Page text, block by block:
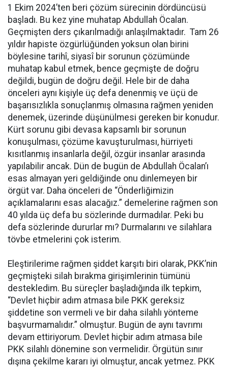
1 Ekim 2024’ten beri çözüm sürecinin dördüncüsü
başladı. Bu kez yine muhatap Abdullah Öcalan.
Geçmişten ders çıkarılmadığı anlaşılmaktadır. Tam 26
yıldır hapiste özgürlüğünden yoksun olan birini
böylesine tarihî, siyasî bir sorunun çözümünde
muhatap kabul etmek, bence geçmişte de doğru
değildi, bugün de doğru değil. Hele bir de daha
önceleri aynı kişiyle üç defa denenmiş ve üçü de
başarısızlıkla sonuçlanmış olmasına rağmen yeniden
denemek, üzerinde düşünülmesi gereken bir konudur.
Kürt sorunu gibi devasa kapsamlı bir sorunun
konuşulması, çözüme kavuşturulması, hürriyeti
kısıtlanmış insanlarla değil, özgür insanlar arasında
yapılabilir ancak. Dün de bugün de Abdullah Öcalan’ı
esas almayan yeri geldiğinde onu dinlemeyen bir
örgüt var. Daha önceleri de “Önderliğimizin
açıklamalarını esas alacağız.” demelerine rağmen son
40 yılda üç defa bu sözlerinde durmadılar. Peki bu
defa sözlerinde dururlar mı? Durmalarını ve silahlara
tövbe etmelerini çok isterim.
Eleştirilerime rağmen şiddet karşıtı biri olarak, PKK’nin
geçmişteki silah bırakma girişimlerinin tümünü
destekledim. Bu süreçler başladığında ilk tepkim,
“Devlet hiçbir adım atmasa bile PKK gereksiz
şiddetine son vermeli ve bir daha silahlı yönteme
başvurmamalıdır.” olmuştur. Bugün de aynı tavrımı
devam ettiriyorum. Devlet hiçbir adım atmasa bile
PKK silahlı dönemine son vermelidir. Örgütün sınır
dışına çekilme kararı iyi olmuştur, ancak yetmez. PKK